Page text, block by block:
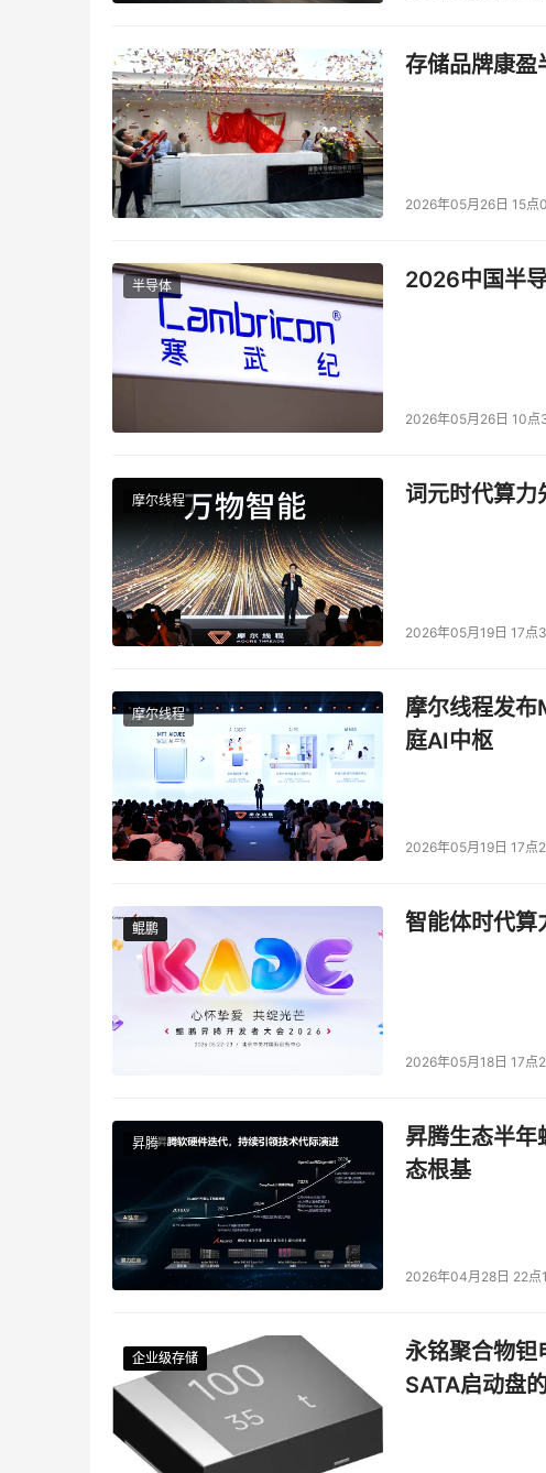
存储品牌康盈
2026年05月26日 15点
半导体 2026中国半
2026年05月26日 10点
摩尔线程 词元时代算力
2026年05月19日 17点
摩尔线程
摩尔线程发
庭AI中枢
2026年05月19日 17点
鲲鹏
鲲鹏 智能体时代算
2026年05月18日 17点
昇腾
昇腾生态半年
态根基
2026年04月28日 22点
企业级存储
企业级存储
企业级存储
企业级存储
永铭聚合物钽
SATA启动盘